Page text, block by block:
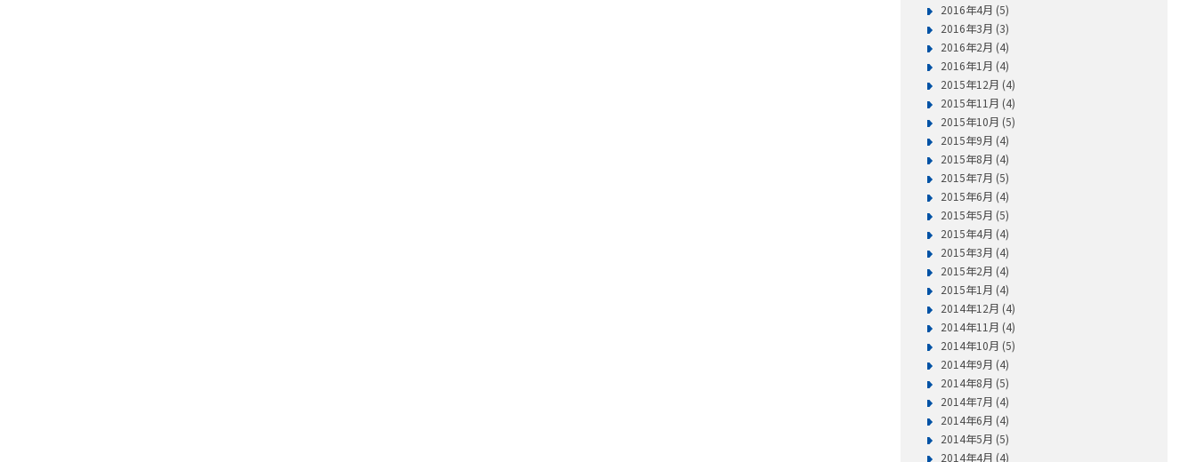
2016年4月 (5)
2016年3月 (3)
2016年2月 (4)
2016年1月 (4)
2015年12月 (4)
2015年11月 (4)
2015年10月 (5)
2015年9月 (4)
2015年8月 (4)
2015年7月 (5)
2015年6月 (4)
2015年5月 (5)
2015年4月 (4)
2015年3月 (4)
2015年2月 (4)
2015年1月 (4)
2014年12月 (4)
2014年11月 (4)
2014年10月 (5)
2014年9月 (4)
2014年8月 (5)
2014年7月 (4)
2014年6月 (4)
2014年5月 (5)
2014年4月 (4)